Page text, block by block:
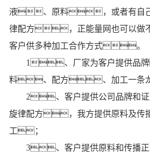
液、原料，或者有自己
律配方，正能量网也可以
客户供多种加工合作方式。
1、厂家为客户提供
料、配方、加工一条
2、客户提供公司品牌和
旋律配方，我方提供原料及传
工；
3、客户提供原料和传播正